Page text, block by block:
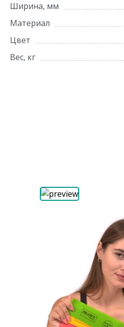
Ширина, мм
Материал
Цвет
Вес, кг